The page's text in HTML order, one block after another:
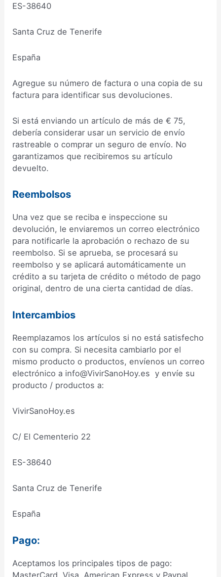
ES-38640
Santa Cruz de Tenerife
España
Agregue su número de factura o una copia de su
factura para identificar sus devoluciones.
Si está enviando un artículo de más de € 75,
debería considerar usar un servicio de envío
rastreable o comprar un seguro de envío. No
garantizamos que recibiremos su artículo
devuelto.
Reembolsos
Una vez que se reciba e inspeccione su
devolución, le enviaremos un correo electrónico
para notificarle la aprobación o rechazo de su
reembolso. Si se aprueba, se procesará su
reembolso y se aplicará automáticamente un
crédito a su tarjeta de crédito o método de pago
original, dentro de una cierta cantidad de días.
Intercambios
Reemplazamos los artículos si no está satisfecho
con su compra. Si necesita cambiarlo por el
mismo producto o productos, envíenos un correo
electrónico a info@VivirSanoHoy.es y envíe su
producto / productos a:
VivirSanoHoy.es
C/ El Cementerio 22
ES-38640
Santa Cruz de Tenerife
España
Pago:
Aceptamos los principales tipos de pago:
MasterCard, Visa, American Express y Paypal..